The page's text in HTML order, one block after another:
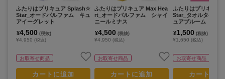
ふたりはプリキュア Splash☆
Star_オードパルファム キュ
アイーグレット
¥4,500 (税抜)
¥4,950 (税込)
お取寄せ商品
カートに追加
ふたりはプリキュア Max Hea
rt_オードパルファム シャイ
ニールミナス
¥4,500 (税抜)
¥4,950 (税込)
お取寄せ商品
カートに追加
ふたりはプリキュ
Star_タオルタペス
ュアブルーム
¥1,500 (税抜)
¥1,650 (税込)
お取寄せ商品
カートに